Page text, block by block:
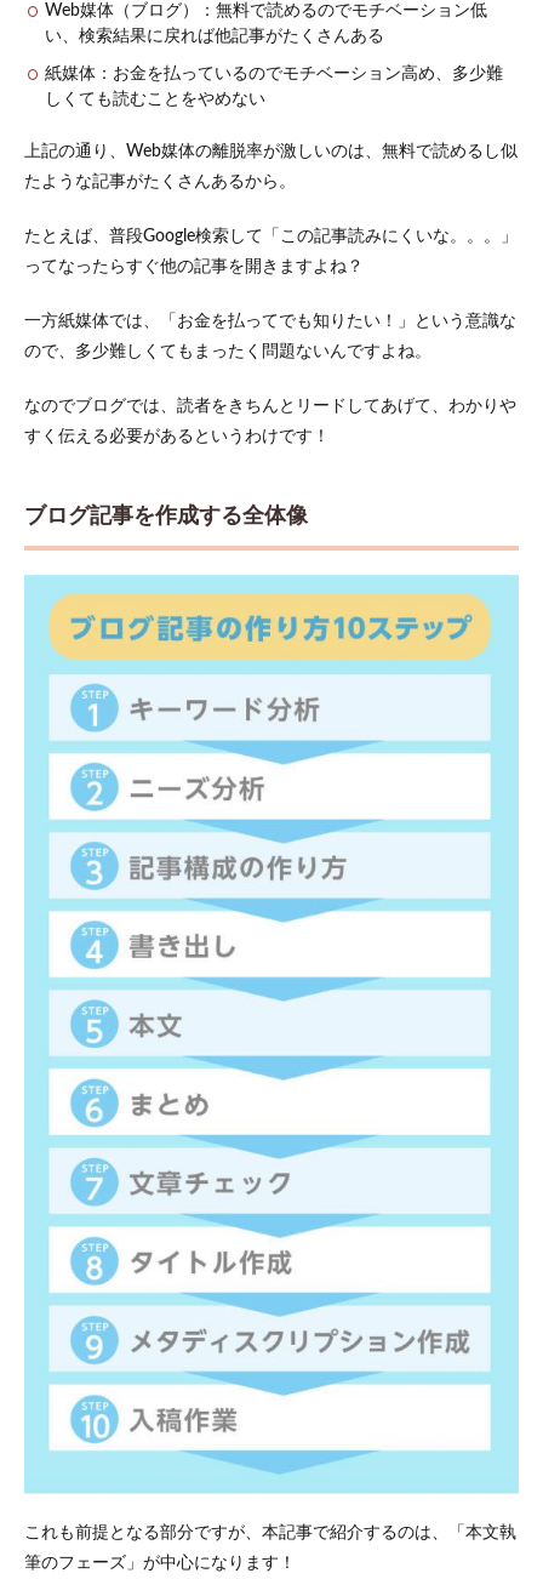
ード
に合
る
ステ
ップ
2：想
者に
向け
て書
2.3
ステ
3：伝
いこ
にす
る
ステ
ップ
4：わ
かり
やす
い論
理展
開を
使う
2.5
ステ
ップ
5：明
確な
根拠
を用
いる
2.6
ステ
ップ
6：接
続詞
を使
い分
ける
2.7
ステ
ップ
7：同
じ語
尾の
連続
は2回
まで
にす
る
2.8
8：一
段落
は3行
Web媒体（ブログ）：無料で読めるのでモチベーション低
い、検索結果に戻れば他記事がたくさんある
紙媒体：お金を払っているのでモチベーション高め、多少難
しくても読むことをやめない
上記の通り、Web媒体の離脱率が激しいのは、無料で読めるし似
たような記事がたくさんあるから。
たとえば、普段Google検索して「この記事読みにくいな。。。」
ってなったらすぐ他の記事を開きますよね？
一方紙媒体では、「お金を払ってでも知りたい！」という意識な
ので、多少難しくてもまったく問題ないんですよね。
なのでブログでは、読者をきちんとリードしてあげて、わかりや
すく伝える必要があるというわけです！
ブログ記事を作成する全体像
これも前提となる部分ですが、本記事で紹介するのは、「本文執
筆のフェーズ」が中心になります！